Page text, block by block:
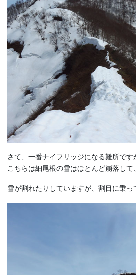
さて、一番ナイフリッジになる難所です
こちらは細尾根の雪はほとんど崩落して
雪が割れたりしていますが、割目に乗っ